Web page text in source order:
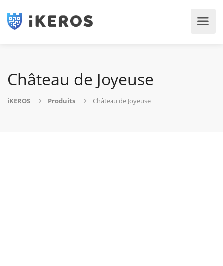
Château de Joyeuse
iKEROS Produits Château de Joyeuse